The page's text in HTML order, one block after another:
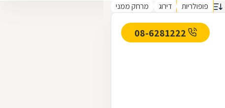
פופולריות דירוג מרחק ממני